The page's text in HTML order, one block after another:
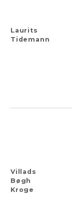
Laurits
Tidemann
Villads
Bøgh
Kroge